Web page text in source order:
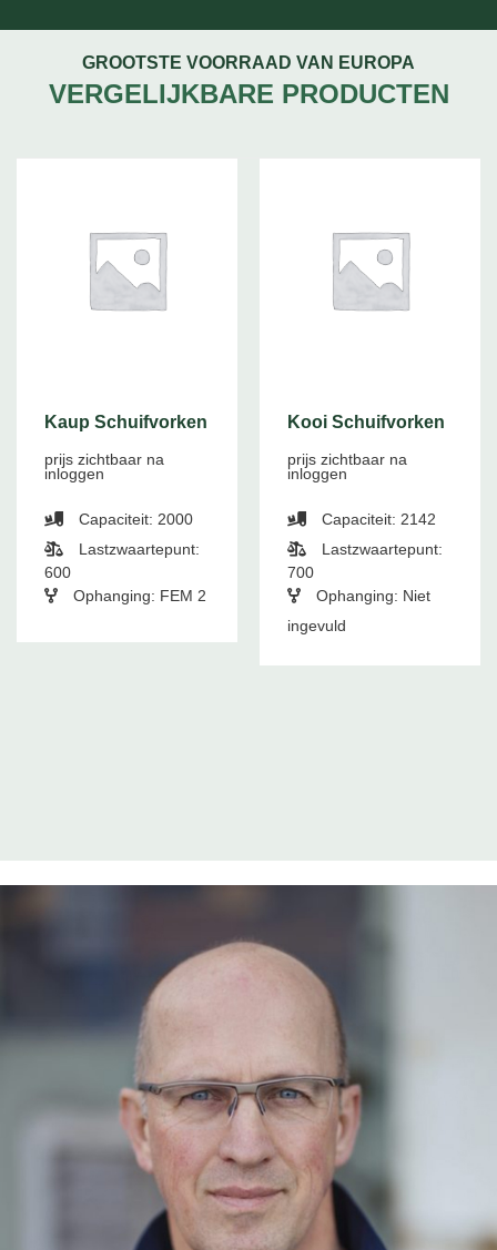
GROOTSTE VOORRAAD VAN EUROPA
VERGELIJKBARE PRODUCTEN
Kaup Schuifvorken
prijs zichtbaar na
inloggen
Capaciteit: 2000
Lastzwaartepunt:
600
Ophanging: FEM 2
Kooi Schuifvorken
prijs zichtbaar na
inloggen
Capaciteit: 2142
Lastzwaartepunt:
700
Ophanging: Niet
ingevuld